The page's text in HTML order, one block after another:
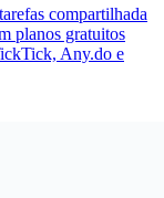
compartilhada
planos gratuitos
Any.do e